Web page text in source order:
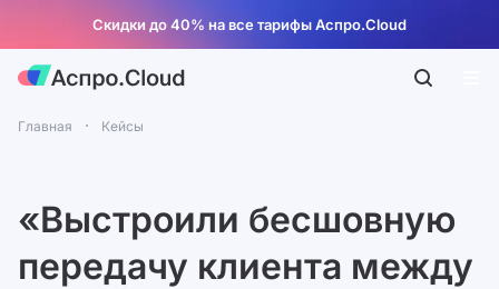
Скидки до 40% на все тарифы Аспро.Cloud
Главная Кейсы
«Выстроили бесшовную
передачу клиента между